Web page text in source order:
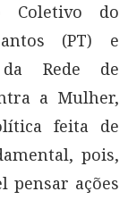
Coletivo do
(PT) e
Rede de
a Mulher,
feita de
pois,
pensar ações